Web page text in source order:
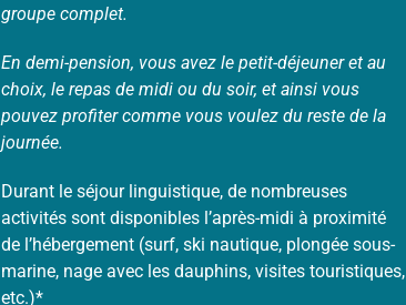
groupe complet.
En demi-pension, vous avez le petit-déjeuner et au
choix, le repas de midi ou du soir, et ainsi vous
pouvez profiter comme vous voulez du reste de la
journée.
Durant le séjour linguistique, de nombreuses
activités sont disponibles l’après-midi à proximité
de l’hébergement (surf, ski nautique, plongée sous-
marine, nage avec les dauphins, visites touristiques,
etc.)*